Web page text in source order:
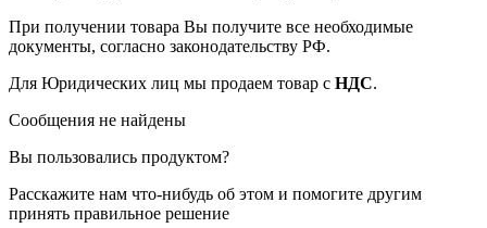
При получении товара Вы получите все необходимые
документы, согласно законодательству РФ.
Для Юридических лиц мы продаем товар с НДС.
Сообщения не найдены
Вы пользовались продуктом?
Расскажите нам что-нибудь об этом и помогите другим
принять правильное решение